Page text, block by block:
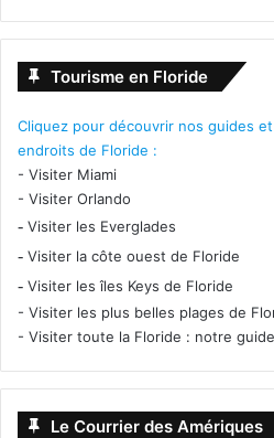
Tourisme en Floride
Cliquez pour découvrir nos guides
endroits de Floride :
- Visiter Miami
- Visiter Orlando
- Visiter les Everglades
- Visiter la côte ouest de Floride
- Visiter les îles Keys de Floride
- Visiter les plus belles plages de
- Visiter toute la Floride : notre
Le Courrier des Amériques